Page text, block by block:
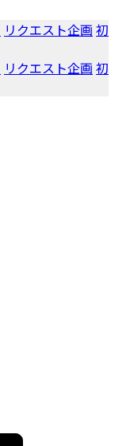
リクエスト企画 初
リクエスト企画 初